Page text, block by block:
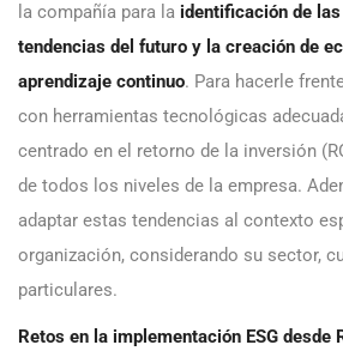
la compañía para la identificación de
tendencias del futuro y la creación de
aprendizaje continuo. Para hacerle
con herramientas tecnológicas
centrado en el retorno de la inversión
de todos los niveles de la empresa.
adaptar estas tendencias al contexto
organización, considerando su sector,
particulares.
Retos en la implementación ESG desde